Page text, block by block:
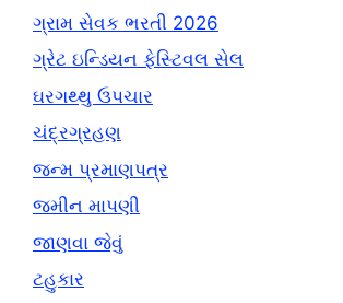
ગ્રામ સેવક ભરતી 2026
ગ્રેટ ઇન્ડિયન ફેસ્ટિવલ સેલ
ઘરગથ્થુ ઉપચાર
ચંદ્રગ્રહણ
જન્મ પ્રમાણપત્ર
જમીન માપણી
જાણવા જેવું
ટહુકાર